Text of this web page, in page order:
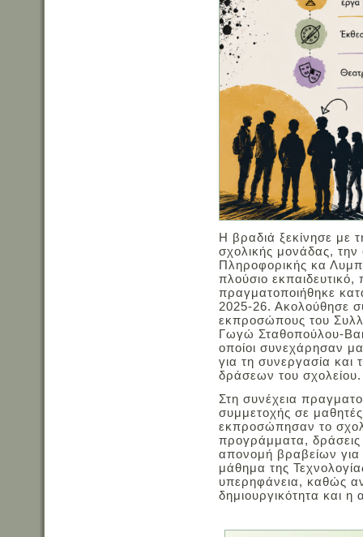
Η βραδιά ξεκίνησε με
σχολικής μονάδας, την
Πληροφορικής κα
πλούσιο εκπαιδευτικό,
πραγματοποιήθηκε
2025-26. Ακολούθησε
εκπροσώπους του
Γωγώ Σταθοπούλου-
οποίοι συνεχάρησαν
για τη συνεργασία και
δράσεων του σχολείου.
Στη συνέχεια
συμμετοχής σε
εκπροσώπησαν το
προγράμματα, δράσεις
απονομή βραβείων
μάθημα της
υπερηφάνεια, καθώς
δημιουργικότητα και